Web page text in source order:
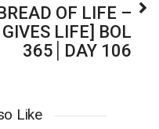
OF LIFE –
GIVES LIFE] BOL
365│DAY 106
Like